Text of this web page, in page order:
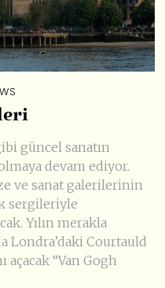
güncel sanatın
devam ediyor.
ve sanat galerilerinin
sergileriyle
Yılın merakla
Londra’daki Courtauld
açacak “Van Gogh